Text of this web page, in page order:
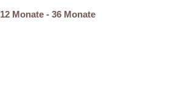
12 Monate - 36 Monate